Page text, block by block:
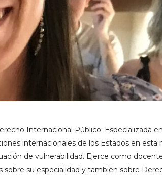
Internacional Público. Especializada
internacionales de los Estados en esta
de vulnerabilidad. Ejerce como
su especialidad y también sobre